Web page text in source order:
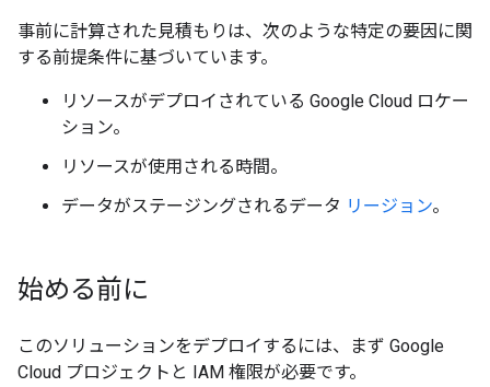
事前に計算された見積もりは、次のような特定の要因に関
する前提条件に基づいています。
リソースがデプロイされている Google Cloud ロケー
ション。
リソースが使用される時間。
データがステージングされるデータ リージョン。
始める前に
このソリューションをデプロイするには、まず Google
Cloud プロジェクトと IAM 権限が必要です。